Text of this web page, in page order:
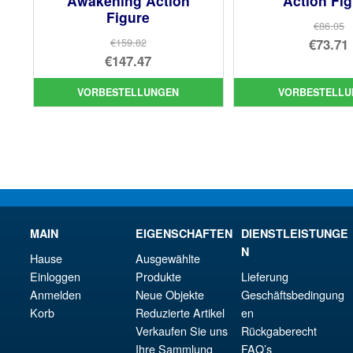
Figure
€159.82
Ursprünglicher
Preis
war:
€147.47
Aktueller
Preis
VORBESTELLUNGEN
€86.05
€73.71
ist:
MAIN
Hause
Einloggen
Anmelden
Korb
EIGENSCHAFTEN
Ausgewählte
Produkte
Neue Objekte
Reduzierte Artikel
Verkaufen Sie uns
Ihre Sammlung
DIENSTLEISTUNGE
N
Lieferung
Geschäftsbedingung
en
Rückgaberecht
FAQ’s